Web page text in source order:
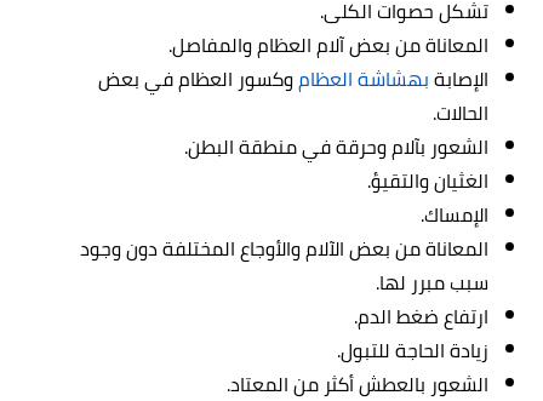
تشكل حصوات الكلى.
المعاناة من بعض آلام العظام والمفاصل.
الإصابةبهشاشة العظاموكسور العظام في بعض
الحالات.
الشعور بآلام وحرقة في منطقة البطن.
الغثيان والتقيؤ.
الإمساك.
المعاناة من بعض الآلام والأوجاع المختلفة دون وجود
سبب مبرر لها.
ارتفاع ضغط الدم.
زيادة الحاجة للتبول.
الشعور بالعطش أكثر من المعتاد.